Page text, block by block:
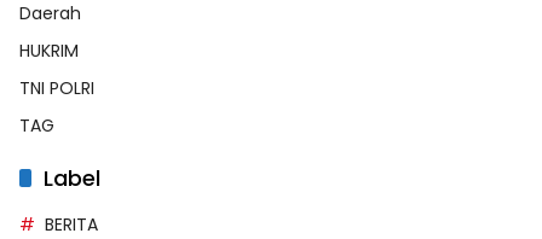
Daerah
HUKRIM
TNI POLRI
TAG
Label
BERITA